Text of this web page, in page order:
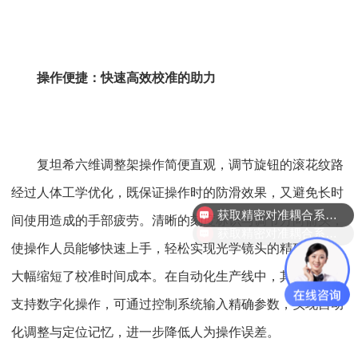
操作便捷：快速高效校准的助力
复坦希六维调整架操作简便直观，调节旋钮的滚花纹路
经过人体工学优化，既保证操作时的防滑效果，又避免长时
间使用造成的手部疲劳。清晰的刻度标识与调节方向箭头，
使操作人员能够快速上手，轻松实现光学镜头的精确对准，
大幅缩短了校准时间成本。在自动化生产线中，其电动型号
支持数字化操作，可通过控制系统输入精确参数，实现自动
化调整与定位记忆，进一步降低人为操作误差。
获取精密对准耦合系统技术方案
获取精密对准耦合系统技术方案